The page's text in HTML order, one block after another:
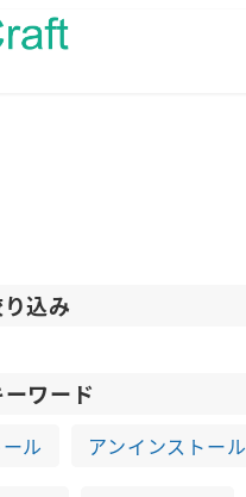
込み
ワード
ル アンインストール